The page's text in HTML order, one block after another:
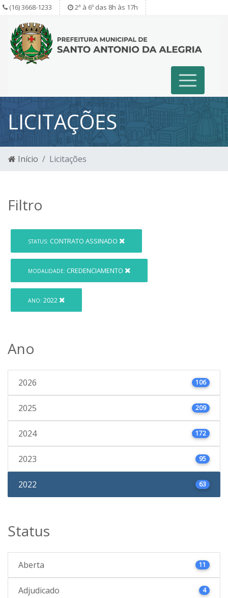
(16) 3668-1233 2ª à 6º das 8h às 17h
LICITAÇÕES
Início Licitações
Filtro
STATUS: CONTRATO ASSINADO
MODALIDADE: CREDENCIAMENTO
ANO: 2022
Ano
2026 106
2025 209
2024 172
2023 95
2022 63
Status
Aberta 11
Adjudicado 4